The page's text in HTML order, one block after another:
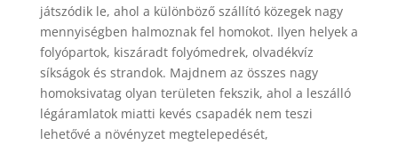
játszódik le, ahol a különböző szállító közegek nagy
mennyiségben halmoznak fel homokot. Ilyen helyek a
folyópartok, kiszáradt folyómedrek, olvadékvíz
síkságok és strandok. Majdnem az összes nagy
homoksivatag olyan területen fekszik, ahol a leszálló
légáramlatok miatti kevés csapadék nem teszi
lehetővé a növényzet megtelepedését,